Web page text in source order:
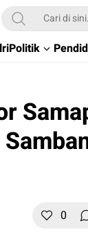
Politik
0